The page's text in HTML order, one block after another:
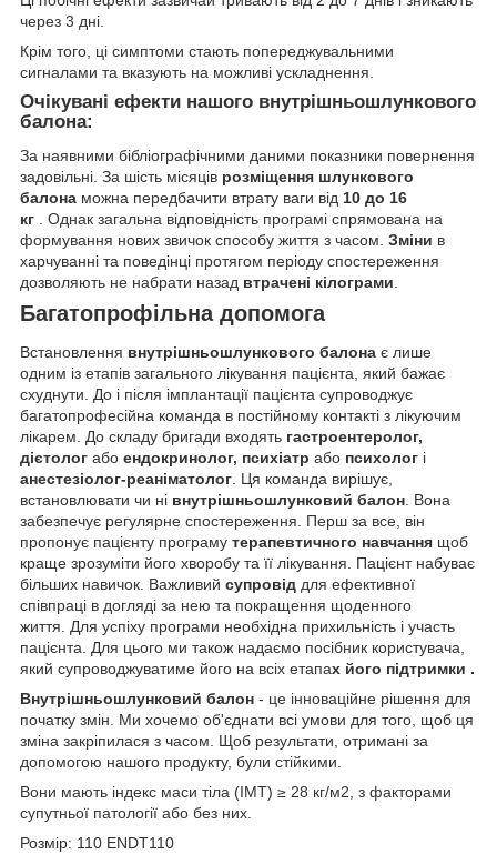
через 3 дні.
Крім того, ці симптоми стають попереджувальними
сигналами та вказують на можливі ускладнення.
Очікувані ефекти нашого внутрішньошлункового
балона:
За наявними бібліографічними даними показники повернення
задовільні. За шість місяців розміщення шлункового
балона можна передбачити втрату ваги від 10 до 16
кг . Однак загальна відповідність програмі спрямована на
формування нових звичок способу життя з часом. Зміни в
харчуванні та поведінці протягом періоду спостереження
дозволяють не набрати назад втрачені кілограми
Багатопрофільна допомога
Встановлення внутрішньошлункового балона є лише
одним із етапів загального лікування пацієнта, який бажає
схуднути. До і після імплантації пацієнта супроводжує
багатопрофесійна команда в постійному контакті з лікуючим
лікарем. До складу бригади входять гастроентеролог,
дієтолог або ендокринолог, психіатр або психолог і
анестезіолог-реаніматолог. Ця команда вирішує,
встановлювати чи ні внутрішньошлунковий балон. Вона
забезпечує регулярне спостереження. Перш за все, він
пропонує пацієнту програму терапевтичного навчання щоб
краще зрозуміти його хворобу та її лікування. Пацієнт набуває
більших навичок. Важливий супровід для ефективної
співпраці в догляді за нею та покращення щоденного
життя. Для успіху програми необхідна прихильність і участь
пацієнта. Для цього ми також надаємо посібник користувача,
який супроводжуватиме його на всіх етапах його підтримки .
Внутрішньошлунковий балон - це інноваційне рішення для
початку змін. Ми хочемо об'єднати всі умови для того, щоб ця
зміна закріпилася з часом. Щоб результати, отримані за
допомогою нашого продукту, були стійкими.
Вони мають індекс маси тіла (ІМТ) ≥ 28 кг/м2, з факторами
супутньої патології або без них.
Розмір: 110 ENDT110